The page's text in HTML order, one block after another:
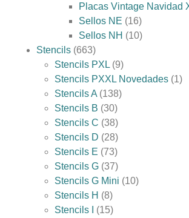
Placas Vintage Navidad
Sellos NE
16
Sellos NH
10
Stencils 663
Stencils PXL 9
Stencils PXXL Novedades 1
Stencils A 138
Stencils B 30
Stencils C 38
Stencils D
28
Stencils E 73
Stencils G 37
Stencils G Mini
10
Stencils H
8
Stencils I
15